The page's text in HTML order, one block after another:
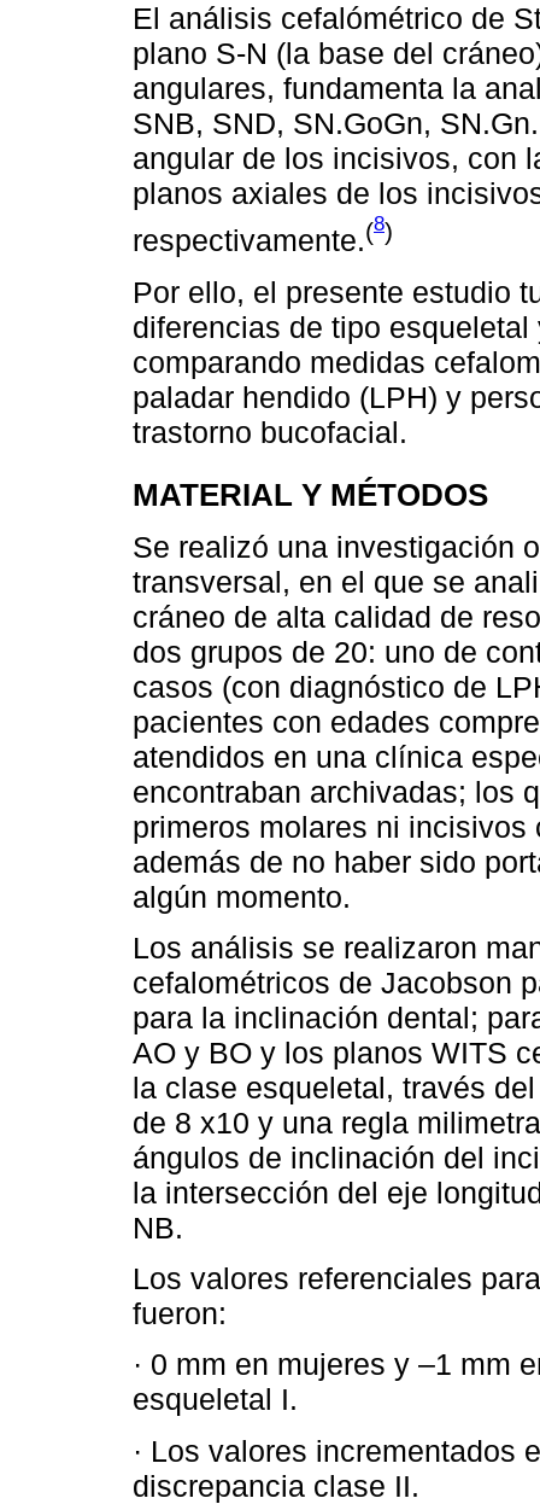
El análisis cefalómétrico de
plano S-N (la base del
angulares, fundamenta la
SNB, SND, SN.GoGn,
angular de los incisivos, con
planos axiales de los
respectivamente.(8)
Por ello, el presente estudio
diferencias de tipo
comparando medidas
paladar hendido (LPH) y
trastorno bucofacial.
MATERIAL Y MÉTODOS
Se realizó una investigación
transversal, en el que se
cráneo de alta calidad de
dos grupos de 20: uno de
casos (con diagnóstico de
pacientes con edades
atendidos en una clínica
encontraban archivadas; los
primeros molares ni
además de no haber sido
algún momento.
Los análisis se realizaron
cefalométricos de Jacobson
para la inclinación dental;
AO y BO y los planos WITS
la clase esqueletal, través
de 8 x10 y una regla
ángulos de inclinación del
la intersección del eje
NB.
Los valores referenciales
fueron:
· 0 mm en mujeres y –1 mm
esqueletal I.
· Los valores incrementados
discrepancia clase II.